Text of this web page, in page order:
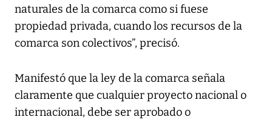
naturales de la comarca como si fuese
propiedad privada, cuando los recursos de la
comarca son colectivos”, precisó.
Manifestó que la ley de la comarca señala
claramente que cualquier proyecto nacional o
internacional, debe ser aprobado o